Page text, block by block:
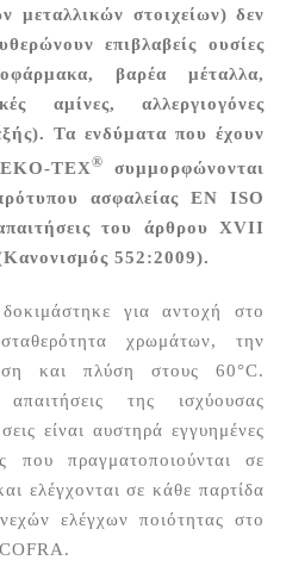
μεταλλικών στοιχείων) δεν
επιβλαβείς ουσίες
βαρέα μέταλλα,
αμίνες, αλλεργιογόνες
Τα ενδύματα που έχουν
TEX®
συμμορφώνονται
ασφαλείας EN ISO
του άρθρου XVII
552:2009).
για αντοχή στο
χρωμάτων, την
και πλύση στους 60°C.
της ισχύουσας
είναι αυστηρά εγγυημένες
που πραγματοποιούνται σε
ελέγχονται σε κάθε παρτίδα
ελέγχων ποιότητας στο